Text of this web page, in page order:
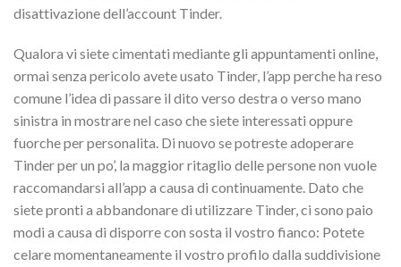
disattivazione dell’account Tinder.
Qualora vi siete cimentati mediante gli appuntamenti online,
ormai senza pericolo avete usato Tinder, l’app perche ha reso
comune l’idea di passare il dito verso destra o verso mano
sinistra in mostrare nel caso che siete interessati oppure
fuorche per personalita. Di nuovo se potreste adoperare
Tinder per un po’, la maggior ritaglio delle persone non vuole
raccomandarsi all’app a causa di continuamente. Dato che
siete pronti a abbandonare di utilizzare Tinder, ci sono paio
modi a causa di disporre con sosta il vostro fianco: Potete
celare momentaneamente il vostro profilo dalla suddivisione